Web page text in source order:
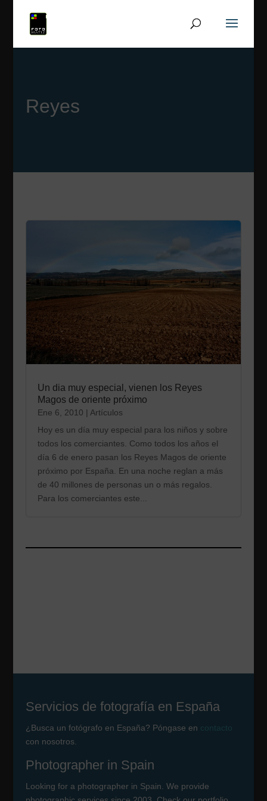
Reyes
Un dia muy especial, vienen los Reyes
Magos de oriente próximo
Ene 6, 2010 | Artículos
Hoy es un día muy especial para los niños y sobre
todos los comerciantes. Como todos los años el
día 6 de enero pasan los Reyes Magos de oriente
próximo por España. En una noche reglan a más
de 40 millones de personas un o más regalos.
Para los comerciantes este...
Servicios de fotografía en España
¿Busca un fotógrafo en España? Póngase en contacto
con nosotros.
Photographer in Spain
Looking for a photographer in Spain. We provide